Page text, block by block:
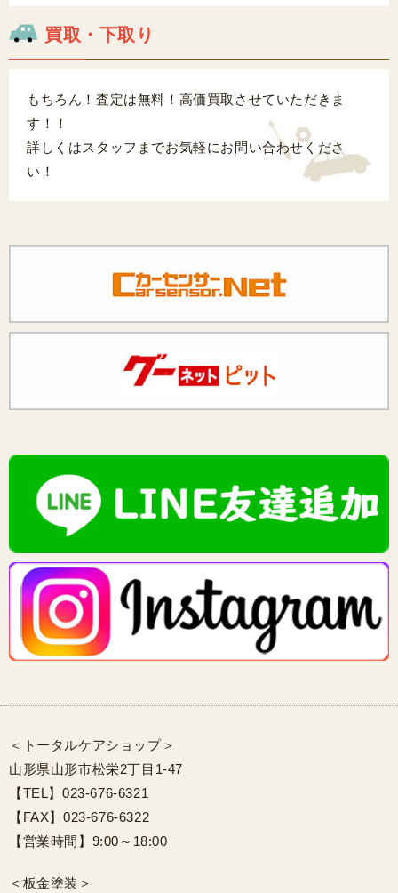
買取・下取り
もちろん！査定は無料！高価買取させていただきま
す！！
詳しくはスタッフまでお気軽にお問い合わせくださ
い！
＜トータルケアショップ＞
山形県山形市松栄2丁目1-47
【TEL】023-676-6321
【FAX】023-676-6322
【営業時間】9:00～18:00
＜板金塗装＞